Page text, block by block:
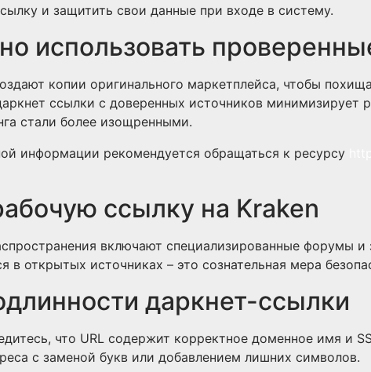
и защитить свои данные при входе в систему.
использовать
копии оригинального маркетплейса, чтобы
ссылки с доверенных источников минимизирует
стали более изощренными.
информации рекомендуется обращаться к ресурсу
ссылку на Kraken
включают специализированные форумы и
в открытых источниках – это сознательная мера
даркнет-ссылки
что URL содержит корректное доменное имя и
с заменой букв или добавлением лишних символов.